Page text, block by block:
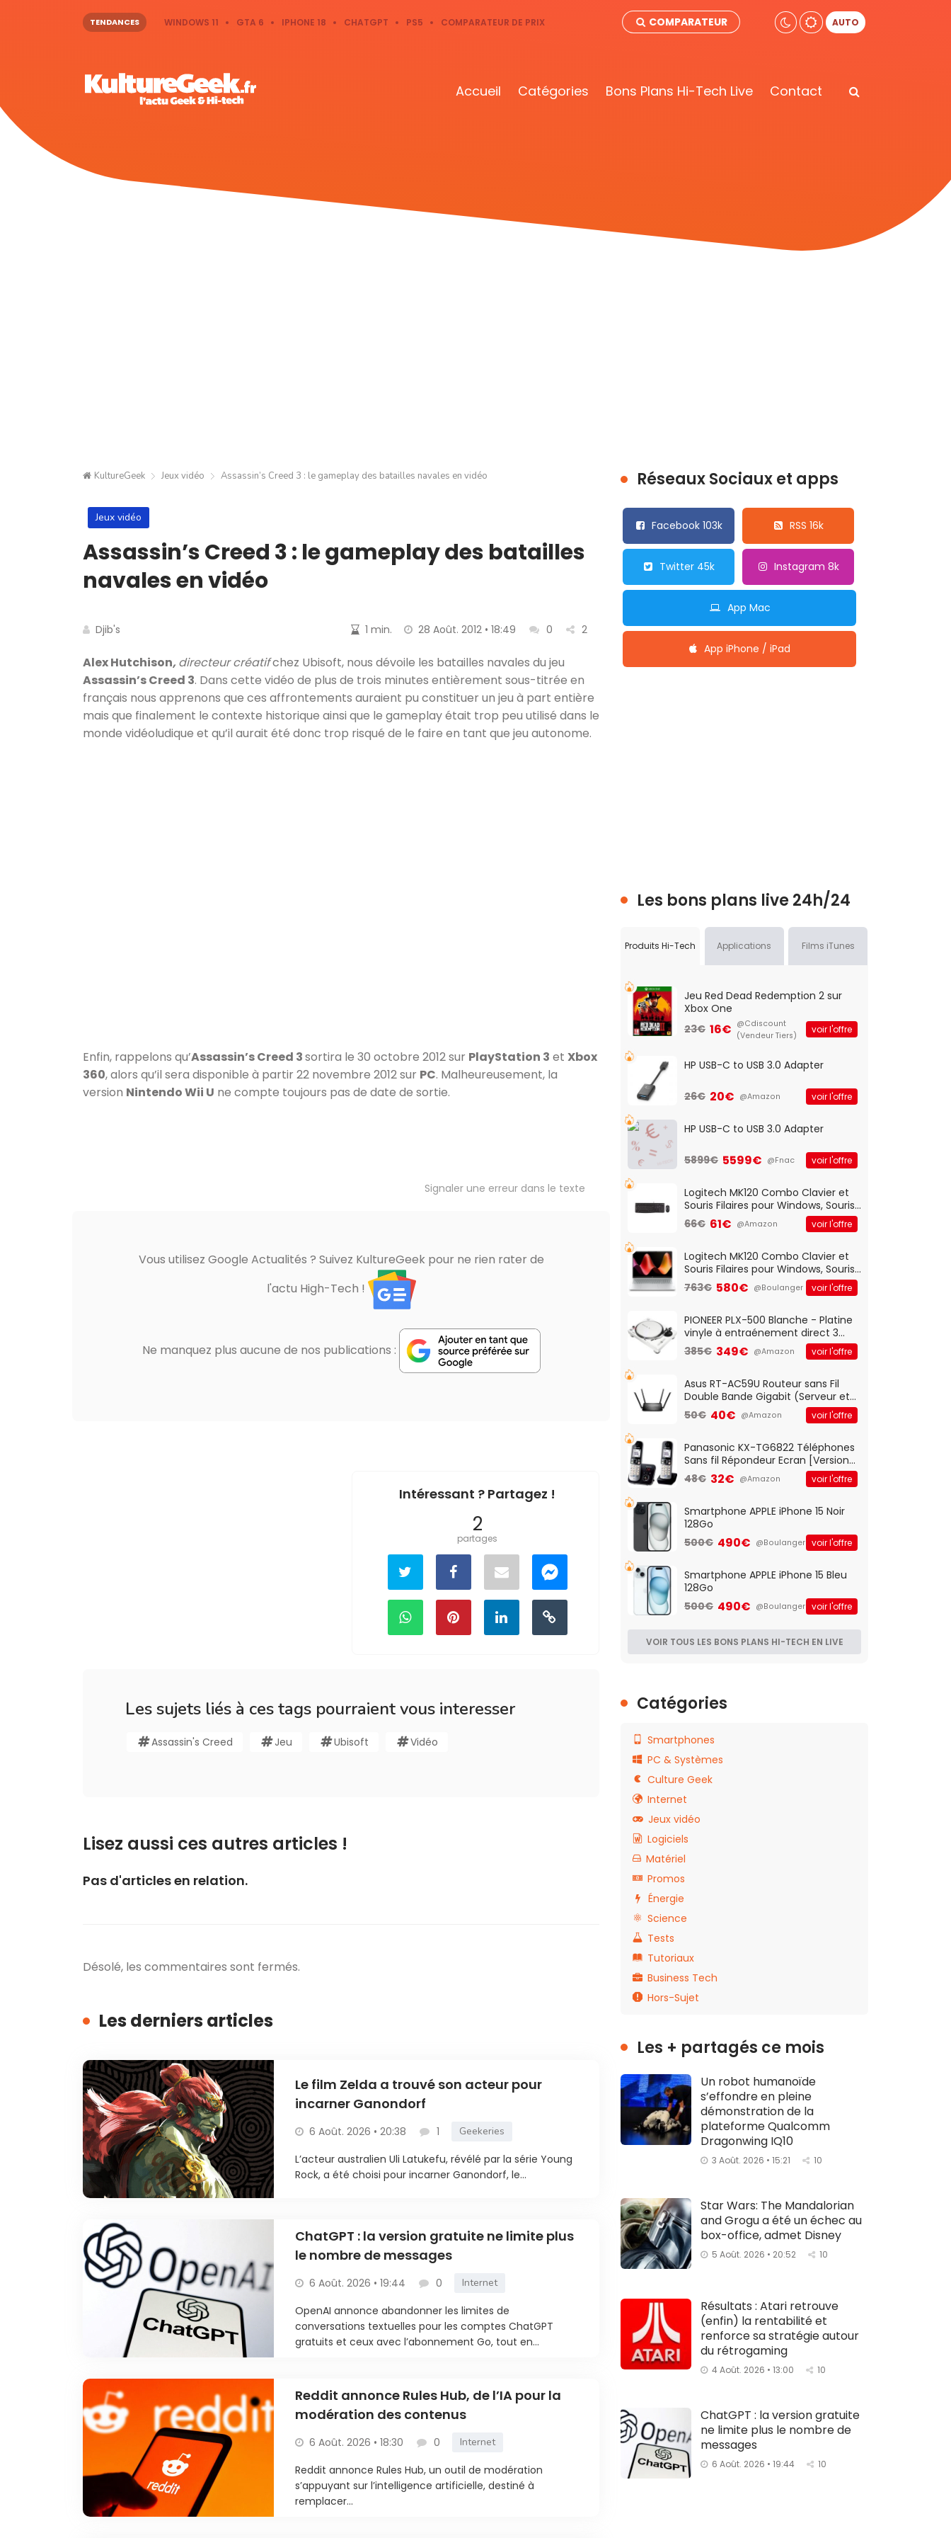
TENDANCES WINDOWS 11 GTA 6 IPHONE 18 CHATGPT PS5 COMPARATEUR DE PRIX COMPARATEUR AUTO
Accueil Catégories Bons Plans Hi-Tech Live Contact
KultureGeek Jeux vidéo Assassin’s Creed 3 : le gameplay des batailles navales en vidéo
Jeux vidéo
Assassin’s Creed 3 : le gameplay des batailles
navales en vidéo
Djib's 1 min. 28 Août. 2012 • 18:49 0 2
Alex Hutchison,directeur créatifchez Ubisoft, nous dévoile les batailles navales du jeu
Assassin’s Creed 3. Dans cette vidéo de plus de trois minutes entièrement sous-titrée en
français nous apprenons que ces affrontements auraient pu constituer un jeu à part entière
mais que finalement le contexte historique ainsi que le gameplay était trop peu utilisé dans le
monde vidéoludique et qu’il aurait été donc trop risqué de le faire en tant que jeu autonome.
Enfin, rappelons qu’Assassin’s Creed 3sortira le 30 octobre 2012 sur PlayStation 3 et Xbox
360, alors qu’il sera disponible à partir 22 novembre 2012 sur PC. Malheureusement, la
version Nintendo Wii U ne compte toujours pas de date de sortie.
Signaler une erreur dans le texte
Vous utilisez Google Actualités ? Suivez KultureGeek pour ne rien rater de
l'actu High-Tech !
Ne manquez plus aucune de nos publications :
Intéressant ? Partagez !
2
partages
Les sujets liés à ces tags pourraient vous interesser
Assassin's Creed Jeu Ubisoft Vidéo
Lisez aussi ces autres articles !
Pas d'articles en relation.
Désolé, les commentaires sont fermés.
Les derniers articles
Le film Zelda a trouvé son acteur pour
incarner Ganondorf
6 Août. 2026 • 20:38 1 Geekeries
L’acteur australien Uli Latukefu, révélé par la série Young
Rock, a été choisi pour incarner Ganondorf, le...
ChatGPT : la version gratuite ne limite plus
le nombre de messages
6 Août. 2026 • 19:44 0 Internet
OpenAI annonce abandonner les limites de
conversations textuelles pour les comptes ChatGPT
gratuits et ceux avec l’abonnement Go, tout en...
Reddit annonce Rules Hub, de l’IA pour la
modération des contenus
6 Août. 2026 • 18:30 0 Internet
Reddit annonce Rules Hub, un outil de modération
s’appuyant sur l’intelligence artificielle, destiné à
remplacer...
Réseaux Sociaux et apps
Facebook 103k RSS 16k
Twitter 45k Instagram 8k
App Mac
App iPhone / iPad
Les bons plans live 24h/24
Produits Hi-Tech Applications Films iTunes
Jeu Red Dead Redemption 2 sur
Xbox One
23€ 16€ @Cdiscount
(Vendeur Tiers)
voir l'offre
HP USB-C to USB 3.0 Adapter
26€ 20€ @Amazon voir l'offre
HP USB-C to USB 3.0 Adapter
5899€ 5599€ @Fnac voir l'offre
Logitech MK120 Combo Clavier et
Souris Filaires pour Windows, Souris
Optique Filaire, Connexion USB Plug
And Play, Confortable, Taille
QWERTY UK - Noir
66€ 61€ @Amazon voir l'offre
Logitech MK120 Combo Clavier et
Souris Filaires pour Windows, Souris
Optique Filaire, Connexion USB Plug
And Play, Confortable, Taille
QWERTY UK - Noir
763€ 580€ @Boulanger voir l'offre
PIONEER PLX-500 Blanche - Platine
vinyle à entraénement direct 3
vitesses (33-45-78 trs/min) avec
pre-ampli intégré et port USB
385€ 349€ @Amazon voir l'offre
Asus RT-AC59U Routeur sans Fil
Double Bande Gigabit (Serveur et
Client VPN, Triple Vlan, Mode Point
d'accès et Bridge, contrôle
50€ 40€ @Amazon voir l'offre
Panasonic KX-TG6822 Téléphones
Sans fil Répondeur Ecran [Version
Française]
48€ 32€ @Amazon voir l'offre
Smartphone APPLE iPhone 15 Noir
128Go
500€ 490€ @Boulanger voir l'offre
Smartphone APPLE iPhone 15 Bleu
128Go
500€ 490€ @Boulanger voir l'offre
VOIR TOUS LES BONS PLANS HI-TECH EN LIVE
Catégories
Smartphones
PC & Systèmes
Culture Geek
Internet
Jeux vidéo
Logiciels
Matériel
Promos
Énergie
Science
Tests
Tutoriaux
Business Tech
Hors-Sujet
Les + partagés ce mois
Un robot humanoïde
s’effondre en pleine
démonstration de la
plateforme Qualcomm
Dragonwing IQ10
3 Août. 2026 • 15:21 10
Star Wars: The Mandalorian
and Grogu a été un échec au
box-office, admet Disney
5 Août. 2026 • 20:52 10
Résultats : Atari retrouve
(enfin) la rentabilité et
renforce sa stratégie autour
du rétrogaming
4 Août. 2026 • 13:00 10
ChatGPT : la version gratuite
ne limite plus le nombre de
messages
6 Août. 2026 • 19:44 10